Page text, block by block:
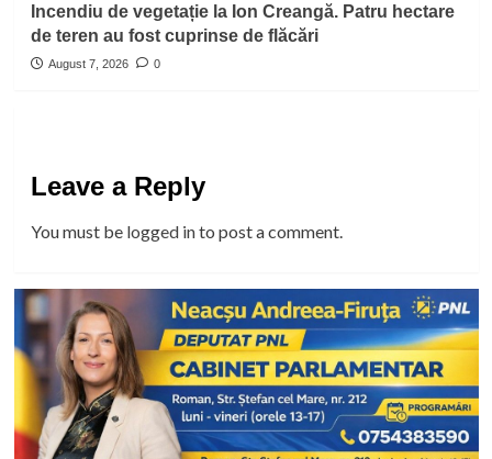
Incendiu de vegetație la Ion Creangă. Patru hectare
de teren au fost cuprinse de flăcări
August 7, 2026 0
Leave a Reply
You must be logged into post a comment.